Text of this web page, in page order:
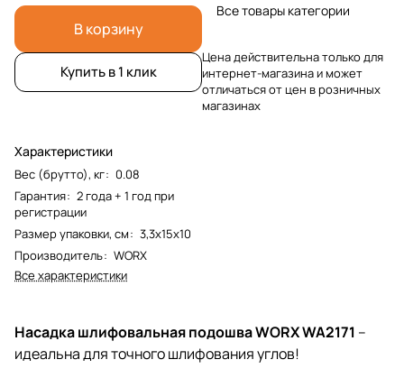
В корзину
Купить в 1 клик
Характеристики
Вес (брутто), кг: 0.08
Гарантия: 2 года + 1 год при
регистрации
Размер упаковки, см: 3,3х15х10
Производитель: WORX
Все характеристики
Все товары категории
Цена действительна только для
интернет-магазина и может
отличаться от цен в розничных
магазинах
Насадка шлифовальная подошва WORX WA2171 –
идеальна для точного шлифования углов!